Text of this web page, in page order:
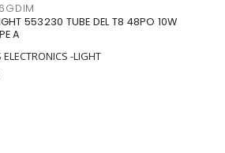
553230 TUBE DEL T8 48PO 10W
A
ELECTRONICS -LIGHT